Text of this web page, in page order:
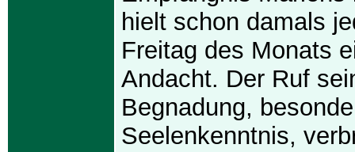
hielt schon damals
Freitag des Monats
Andacht. Der Ruf
Begnadung,
Seelenkenntnis,